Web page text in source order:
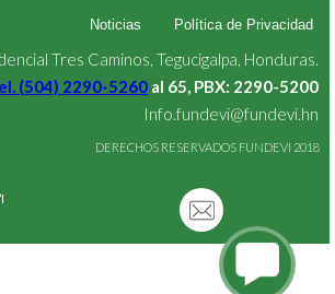
Noticias Política de Privacidad
Tres Caminos, Tegucigalpa, Honduras.
(504) 2290-5260 al 65, PBX: 2290-5200
Info.fundevi@fundevi.hn
DERECHOS RESERVADOS FUNDEVI 2018